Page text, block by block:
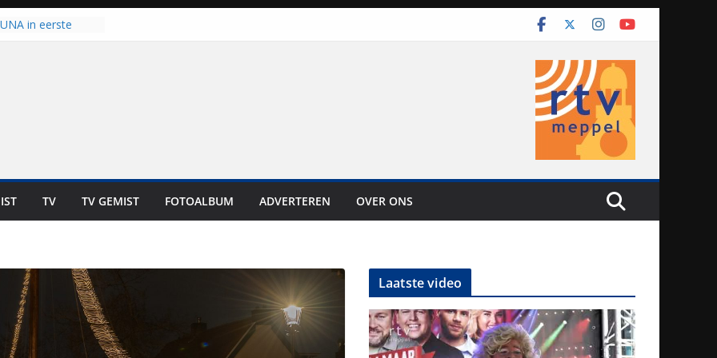
in eerste
is altijd een
internationale
voor de deur
TV TV GEMIST FOTOALBUM ADVERTEREN OVER ONS
Laatste video